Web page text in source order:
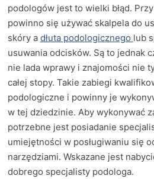
podologów jest to wielki błąd.
powinno się używać skalpela do
skóry a dłuta podologicznego lub
usuwania odcisków. Są to jednak
nie lada wprawy i znajomości nie
całej stopy. Takie zabiegi
podologiczne i powinny je
w tej dziedzinie. Aby wykonywać
potrzebne jest posiadanie
umiejętności w posługiwaniu się
narzędziami. Wskazane jest
dobrego specjalisty podologa.